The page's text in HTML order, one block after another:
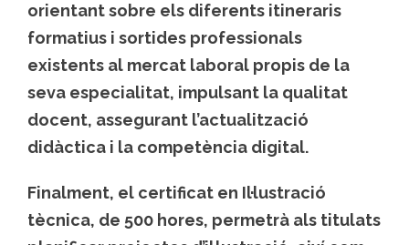
orientant sobre els diferents itineraris
formatius i sortides professionals
existents al mercat laboral propis de la
seva especialitat, impulsant la qualitat
docent, assegurant l’actualització
didàctica i la competència digital.
Finalment, el certificat en Il·lustració
tècnica, de 500 hores, permetrà als titulats